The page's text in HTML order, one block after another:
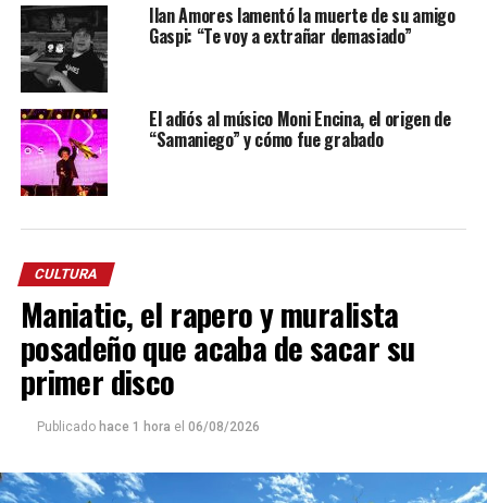
Ilan Amores lamentó la muerte de su amigo
Gaspi: “Te voy a extrañar demasiado”
El adiós al músico Moni Encina, el origen de
“Samaniego” y cómo fue grabado
CULTURA
Maniatic, el rapero y muralista
posadeño que acaba de sacar su
primer disco
Publicado hace 1 hora el 06/08/2026